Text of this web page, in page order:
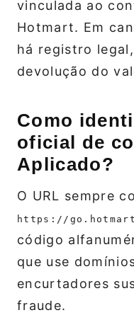
vinculada ao
Hotmart. Em
há registro
devolução do
Como
oficial de
Aplicado?
O URL sempre
https://
código
que use
encurtadores
fraude.